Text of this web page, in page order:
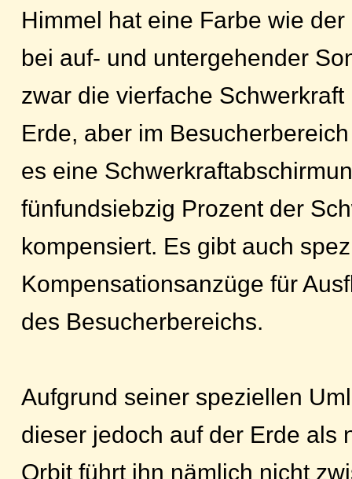
Himmel hat eine Farbe wie
bei auf- und untergehender
zwar die vierfache
Erde, aber im
es eine
fünfundsiebzig Prozent der
kompensiert. Es gibt auch
Kompensationsanzüge für
des Besucherbereichs.
Aufgrund seiner speziellen
dieser jedoch auf der Erde als
Orbit führt ihn nämlich nicht